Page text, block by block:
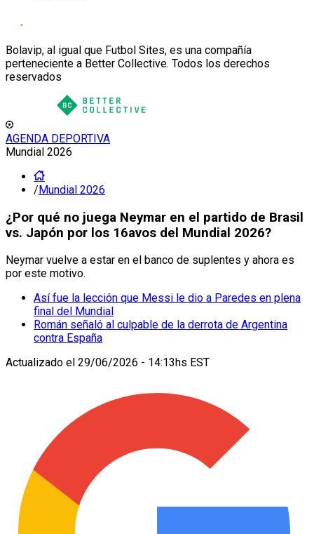
Bolavip, al igual que Futbol Sites, es una compañía
perteneciente a Better Collective. Todos los derechos
reservados
AGENDA DEPORTIVA
Mundial 2026
/Mundial 2026
¿Por qué no juega Neymar en el partido de Brasil
vs. Japón por los 16avos del Mundial 2026?
Neymar vuelve a estar en el banco de suplentes y ahora es
por este motivo.
Así fue la lección que Messi le dio a Paredes en plena
final del Mundial
Román señaló al culpable de la derrota de Argentina
contra España
Actualizado el 29/06/2026 - 14:13hs EST